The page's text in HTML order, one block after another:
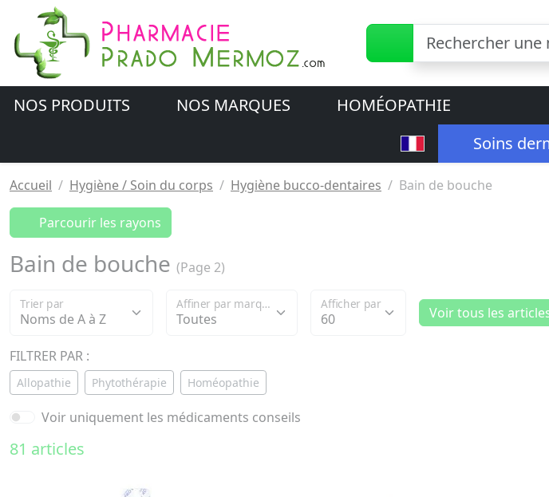
NOS PRODUITS NOS MARQUES
HOMÉOPATHIE
Soins
Accueil Hygiène / Soin du corps Hygiène bucco-dentaires Bain de bouche
Parcourir les rayons
Bain de bouche (Page 2)
Trier par Affiner par marque Afficher par
Voir tous les
FILTRER PAR :
Allopathie Phytothérapie Homéopathie
Voir uniquement les médicaments conseils
81 articles